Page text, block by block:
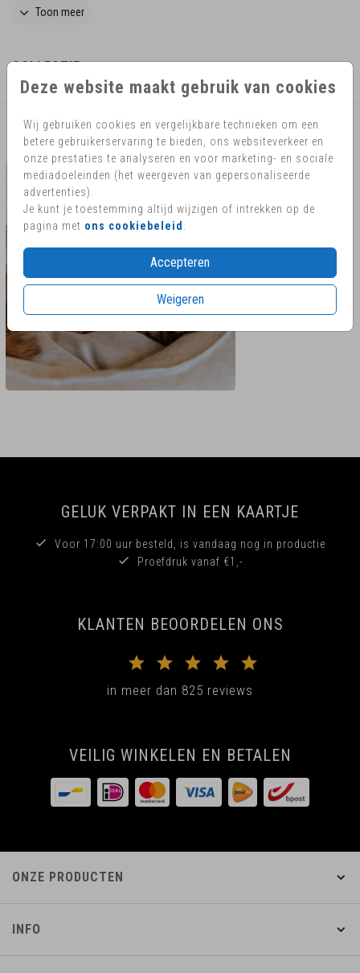
Deze website maakt gebruik van cookies
Wij gebruiken cookies en vergelijkbare technieken om een
betere gebruikerservaring te bieden, ons websiteverkeer en
onze prestaties te analyseren en voor marketing- en sociale
mediadoeleinden (het weergeven van gepersonaliseerde
advertenties).
Je kunt je toestemming altijd wijzigen of intrekken op de
pagina met ons cookiebeleid
Accepteren
Weigeren
envelop dicht met een bijpassende sluitzegel. Wil je het kaartje
aan de hele buurt!
Toon meer
COLLECTIE
AANBEVOLEN
GELUK VERPAKT IN EEN KAARTJE
Voor 17:00 uur besteld, is vandaag nog in productie
Proefdruk vanaf €1,-
KLANTEN BEOORDELEN ONS
in meer dan 825 reviews
VEILIG WINKELEN EN BETALEN
ONZE PRODUCTEN
INFO